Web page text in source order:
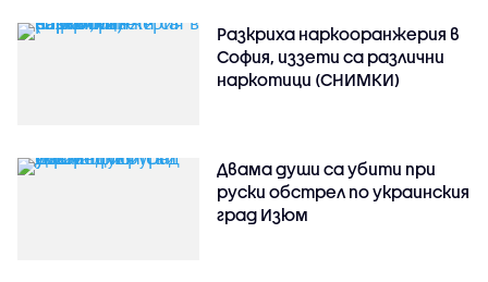
Разкриха наркооранжерия в
София, иззети са различни
наркотици (СНИМКИ)
Двама души са убити при
руски обстрeл по украинския
град Изюм